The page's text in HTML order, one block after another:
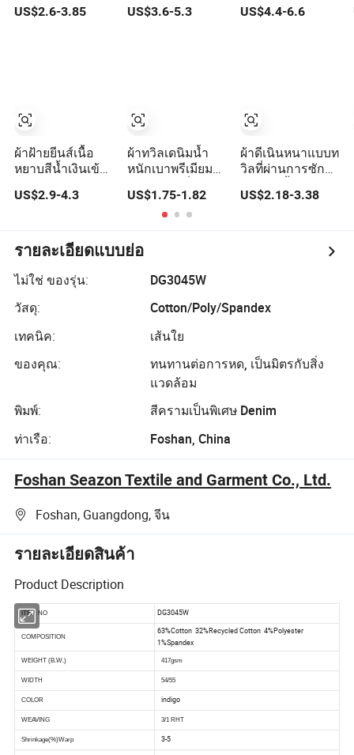
แฟชั่นที่โดดเด่น
US$2.6-3.85
ผ้าฝ้ายยีนส์เนื้อ
หยาบสีน้ำเงินเข้ม
ส์คลาสสิก
US$2.9-4.3
ทำเสื้อผ้าแฟชั่น
US$3.6-5.3
ผ้าทวิลเดนิมน้ำ
หนักเบาพรีเมียม
32s*32s
US$1.75-1.82
สำหรับแจ็คเก็ต
US$4.4-6.6
ผ้าดีเนินหนาแบบท
วิลที่ผ่านการซัก
แจ็คเก็ต โซฟา
เย็บปักถักร้อย
US$2.18-3.38
รายละเอียดแบบย่อ
ไม่ใช่ ของรุ่น:
DG3045W
วัสดุ:
Cotton/Poly/Spandex
เทคนิค:
เส้นใย
ของคุณ:
ทนทานต่อการหด, เป็นมิตรกับสิ่ง
แวดล้อม
พิมพ์:
สีครามเป็นพิเศษ Denim
ท่าเรือ:
Foshan, China
Foshan Seazon Textile and Garment Co., Ltd.
Foshan, Guangdong, จีน
รายละเอียดสินค้า
Product Description